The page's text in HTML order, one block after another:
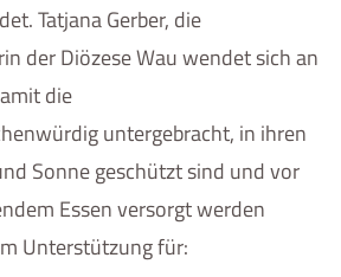
Tatjana Gerber, die
der Diözese Wau wendet sich an
die
untergebracht, in ihren
Sonne geschützt sind und vor
Essen versorgt werden
Unterstützung für: